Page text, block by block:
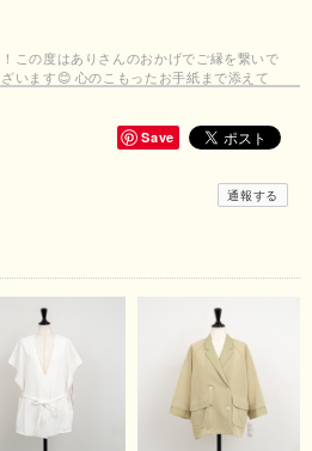
この度はありさんのおかげでご縁を繋いで
います😊 心のこもったお手紙まで添えて
上げありがとうございました。 無事に
っていただけて安心いたしました！
してくださいませ。 ありがとうござい
を楽しみにお待ちしております。
Save
通報する